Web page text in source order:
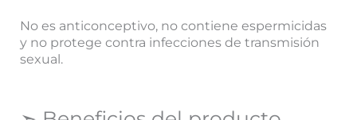
No es anticonceptivo, no contiene espermicidas
y no protege contra infecciones de transmisión
sexual.